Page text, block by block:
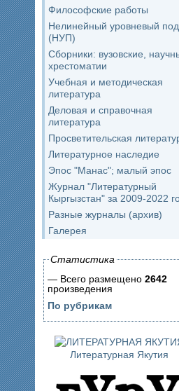
Философские работы
Нелинейный уровневый
(НУП)
Сборники: вузовские,
хрестоматии
Учебная и методическая
литература
Деловая и справочная
литература
Просветительская
Литературное наследие
Эпос "Манас"; малый эпос
Журнал "Литературный
Кыргызстан" за 2009-2022
Разные журналы (архив)
Галерея
Статистика
— Всего размещено 2642
произведения
По рубрикам
Литературная Якутия